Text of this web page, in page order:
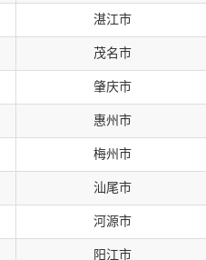
湛江市
茂名市
肇庆市
惠州市
梅州市
汕尾市
河源市
阳江市